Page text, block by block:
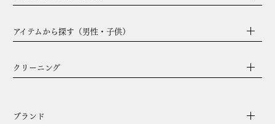
アイテムから探す（男性・子供）
クリーニング
ブランド